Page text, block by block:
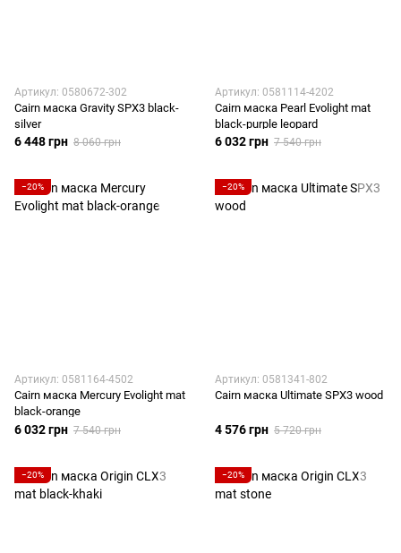
Артикул: 0580672-302
Cairn маска Gravity SPX3 black-
silver
6 448 грн 8 060 грн
Артикул: 0581114-4202
Cairn маска Pearl Evolight mat
black-purple leopard
6 032 грн 7 540 грн
−20%
Артикул: 0581164-4502
Cairn маска Mercury Evolight mat
black-orange
6 032 грн 7 540 грн
−20%
Артикул: 0581341-802
Cairn маска Ultimate SPX3 wood
4 576 грн 5 720 грн
−20% −20%